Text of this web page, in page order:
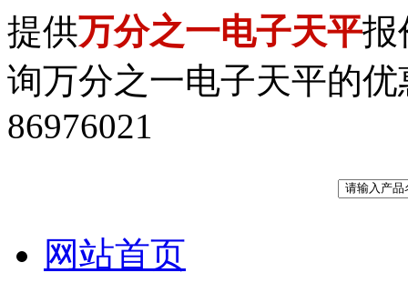
提供万分之一电子天平报
询万分之一电子天平的优
86976021
网站首页